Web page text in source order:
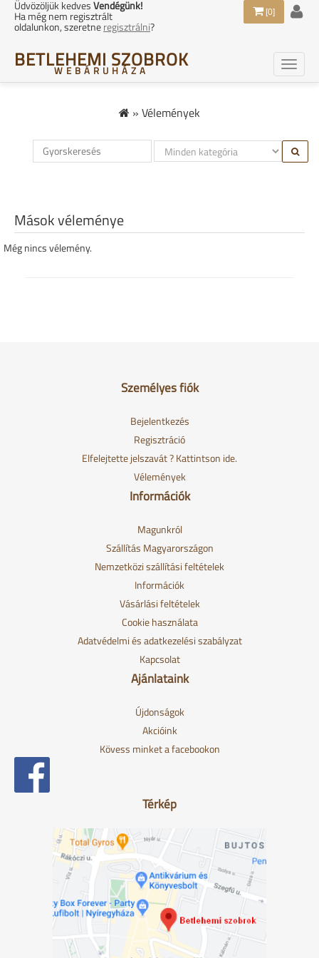
Üdvözöljük kedvesVendégünk!
Ha még nem regisztrált
oldalunkon, szeretneregisztrálni?
[0]
BETLEHEMI SZOBROK
WEBÁRUHÁZA
» Vélemények
Mások véleménye
Még nincs vélemény.
Személyes fiók
Bejelentkezés
Regisztráció
Elfelejtette jelszavát ? Kattintson ide.
Vélemények
Információk
Magunkról
Szállítás Magyarországon
Nemzetközi szállítási feltételek
Információk
Vásárlási feltételek
Cookie használata
Adatvédelmi és adatkezelési szabályzat
Kapcsolat
Ajánlataink
Újdonságok
Akcióink
Kövess minket a facebookon
Térkép